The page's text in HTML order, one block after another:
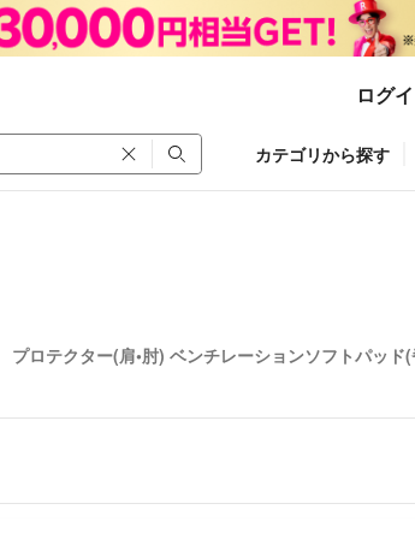
ログ
カテゴリから探す
ロテクター(肩•肘) ベンチレーションソフトパッド(